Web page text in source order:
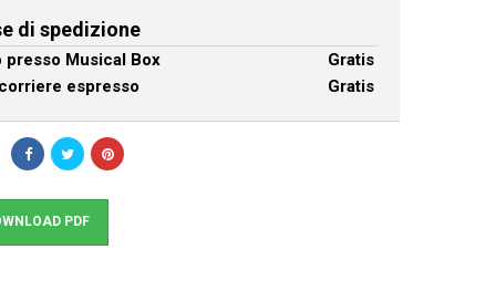
di spedizione
presso Musical Box
Gratis
espresso
Gratis
PDF